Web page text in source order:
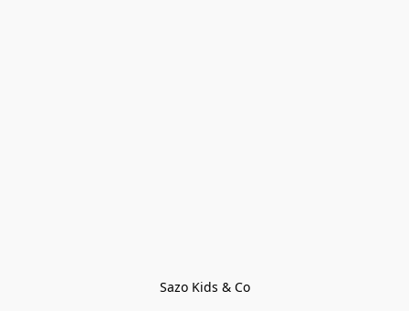
Sazo Kids & Co